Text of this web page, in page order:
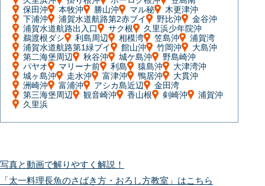
保田沖
本牧沖 勝山沖 マル秘
木更津沖
下浦沖
浦賀水道航路第2赤ブイ 野比沖
金谷沖
浦賀水道航路出入口
サク根
久里浜少年院沖
鵜渡根ダシ
利島周辺 相模湾 笠島沖
浦賀湾
浦賀水道航路第1緑ブイ
館山沖 竹岡沖
大島沖
第二海堡周辺
秋谷沖 城ケ島沖
野島崎沖
パヤオ
マリーナ前 利島 猿島沖
大津湾沖
城ヶ島沖
走水沖 富津沖 鴨居沖
大貫沖
洲崎沖
富浦沖 アシカ島近辺
金田湾
第三海堡周辺
観音崎沖 香山根 剣崎沖
浦賀沖
久里浜
写真と動画で解りやすく解説！
「太一料理長魚のさばき方・おろし方教室」はこちら